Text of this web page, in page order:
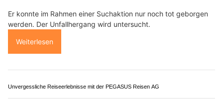
Er konnte im Rahmen einer Suchaktion nur noch tot geborgen
werden. Der Unfallhergang wird untersucht.
Weiterlesen